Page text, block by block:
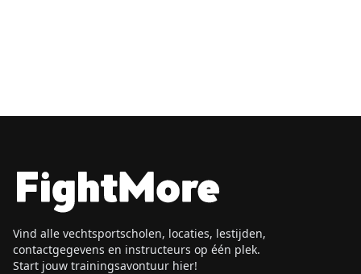
Vind alle vechtsportscholen, locaties, lestijden,
contactgegevens en instructeurs op één plek.
Start jouw trainingsavontuur hier!